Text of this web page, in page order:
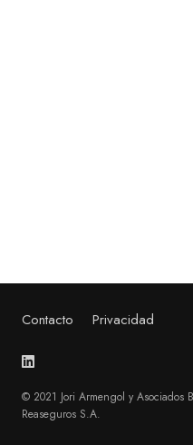
Contacto Privacidad
© 2021 Jori Armengol y Asociados
Reaseguros S.A.